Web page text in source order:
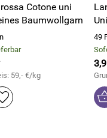
Cotone uni
Baumwollgarn
59,- €/kg
49